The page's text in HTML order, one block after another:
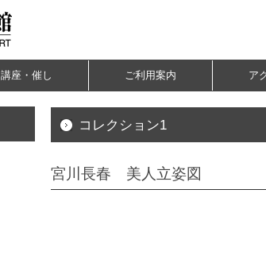
講座・催し ご利用案内 ア
コレクション1
宮川長春 美人立姿図